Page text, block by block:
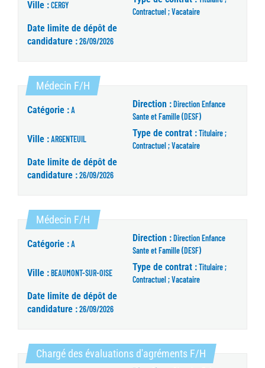
Ville :CERGY
Contractuel ; Vacataire
Date limite de dépôt de
candidature :26/09/2026
Médecin F/H (Nouvelle fenêtre)
Catégorie :A
Direction :Direction Enfance
Sante et Famille (DESF)
Ville :ARGENTEUIL
Type de contrat :Titulaire ;
Contractuel ; Vacataire
Date limite de dépôt de
candidature :26/09/2026
Médecin F/H (Nouvelle fenêtre)
Catégorie :A
Direction :Direction Enfance
Sante et Famille (DESF)
Ville :BEAUMONT-SUR-OISE
Type de contrat :Titulaire ;
Contractuel ; Vacataire
Date limite de dépôt de
candidature :26/09/2026
Chargé des évaluations d'agréments F/H (Nouvelle